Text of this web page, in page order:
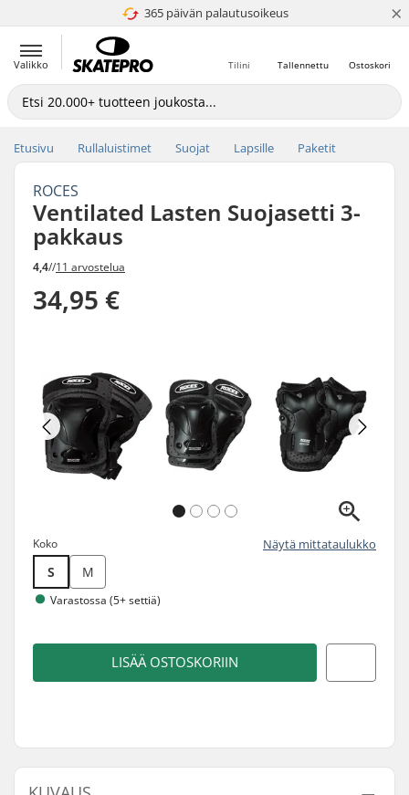
365 päivän palautusoikeus
4.8 / 5 ×
Valikko Ostoskori
Tallennettu
Tilini
Etusivu Rullaluistimet Suojat Lapsille Paketit
ROCES
Ventilated Lasten Suojasetti 3-
pakkaus
4,4//11 arvostelua
34,95 €
Koko Näytä mittataulukko
S M
Varastossa (5+ settiä)
LISÄÄ OSTOSKORIIN